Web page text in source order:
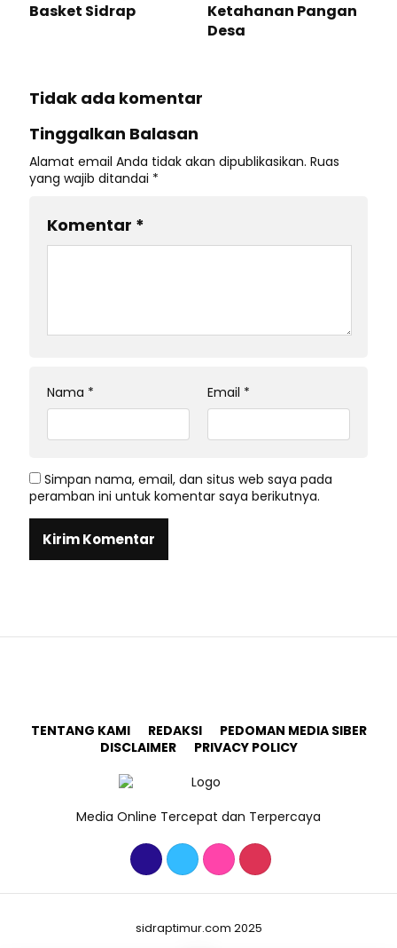
Basket Sidrap
Ketahanan Pangan
Desa
Tidak ada komentar
Tinggalkan Balasan
Alamat email Anda tidak akan dipublikasikan. Ruas
yang wajib ditandai *
Komentar *
Nama * Email *
Simpan nama, email, dan situs web saya pada
peramban ini untuk komentar saya berikutnya.
TENTANG KAMI REDAKSI
PEDOMAN MEDIA SIBER
DISCLAIMER
PRIVACY POLICY
Media Online Tercepat dan Terpercaya
sidraptimur.com 2025